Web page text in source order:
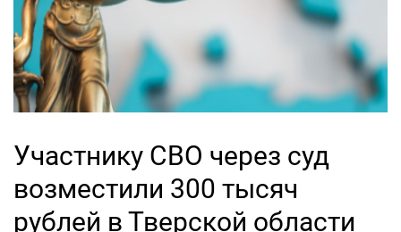
Участнику СВО через суд
возместили 300 тысяч
рублей в Тверской области